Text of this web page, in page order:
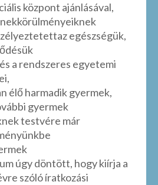
központ ajánlásával,
egészségük,
a rendszeres egyetemi
élő harmadik gyermek,
gyermek
testvére már
úgy döntött, hogy kiírja a
szóló íratkozási